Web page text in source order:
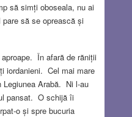
să simți oboseala, nu ai
să se oprească și
În afară de răniții
iordanieni. Cel mai mare
Legiunea Arabă. Ni l-au
pansat. O schijă îi
o și spre bucuria